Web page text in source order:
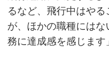
るなど、飛行中はや
が、ほかの職種には
務に達成感を感じます